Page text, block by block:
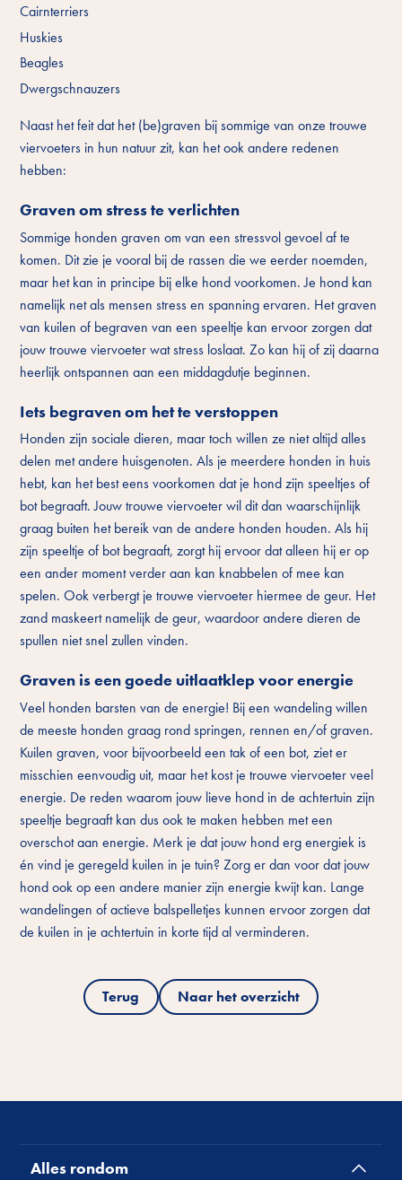
Cairnterriers
Huskies
Beagles
Dwergschnauzers
Naast het feit dat het (be)graven bij sommige van onze trouwe
viervoeters in hun natuur zit, kan het ook andere redenen
hebben:
Graven om stress te verlichten
Sommige honden graven om van een stressvol gevoel af te
komen. Dit zie je vooral bij de rassen die we eerder noemden,
maar het kan in principe bij elke hond voorkomen. Je hond kan
namelijk net als mensen stress en spanning ervaren. Het graven
van kuilen of begraven van een speeltje kan ervoor zorgen dat
jouw trouwe viervoeter wat stress loslaat. Zo kan hij of zij daarna
heerlijk ontspannen aan een middagdutje beginnen.
Iets begraven om het te verstoppen
Honden zijn sociale dieren, maar toch willen ze niet altijd alles
delen met andere huisgenoten. Als je meerdere honden in huis
hebt, kan het best eens voorkomen dat je hond zijn speeltjes of
bot begraaft. Jouw trouwe viervoeter wil dit dan waarschijnlijk
graag buiten het bereik van de andere honden houden. Als hij
zijn speeltje of bot begraaft, zorgt hij ervoor dat alleen hij er op
een ander moment verder aan kan knabbelen of mee kan
spelen. Ook verbergt je trouwe viervoeter hiermee de geur. Het
zand maskeert namelijk de geur, waardoor andere dieren de
spullen niet snel zullen vinden.
Graven is een goede uitlaatklep voor energie
Veel honden barsten van de energie! Bij een wandeling willen
de meeste honden graag rond springen, rennen en/of graven.
Kuilen graven, voor bijvoorbeeld een tak of een bot, ziet er
misschien eenvoudig uit, maar het kost je trouwe viervoeter veel
energie. De reden waarom jouw lieve hond in de achtertuin zijn
speeltje begraaft kan dus ook te maken hebben met een
overschot aan energie. Merk je dat jouw hond erg energiek is
én vind je geregeld kuilen in je tuin? Zorg er dan voor dat jouw
hond ook op een andere manier zijn energie kwijt kan. Lange
wandelingen of actieve balspelletjes kunnen ervoor zorgen dat
de kuilen in je achtertuin in korte tijd al verminderen.
Terug Naar het overzicht
Alles rondom